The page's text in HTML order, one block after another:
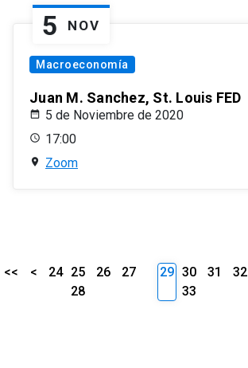
5 NOV
Macroeconomía
Juan M. Sanchez, St. Louis FED
5 de Noviembre de 2020
17:00
Zoom
<< < 24 25 26
27
28
29 30 31
32
33